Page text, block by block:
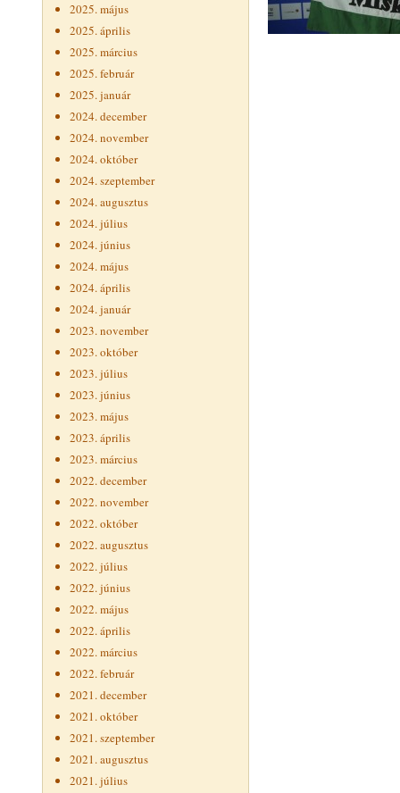
2025. május
2025. április
2025. március
2025. február
2025. január
2024. december
2024. november
2024. október
2024. szeptember
2024. augusztus
2024. július
2024. június
2024. május
2024. április
2024. január
2023. november
2023. október
2023. július
2023. június
2023. május
2023. április
2023. március
2022. december
2022. november
2022. október
2022. augusztus
2022. július
2022. június
2022. május
2022. április
2022. március
2022. február
2021. december
2021. október
2021. szeptember
2021. augusztus
2021. július